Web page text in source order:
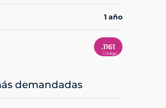
1 año
.1161
demandadas